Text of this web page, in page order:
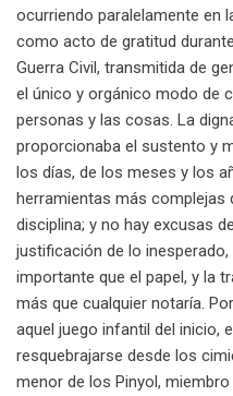
ocurriendo paralelamente en
como acto de gratitud
Guerra Civil, transmitida de
el único y orgánico modo de
personas y las cosas. La
proporcionaba el sustento y
los días, de los meses y los
herramientas más complejas
disciplina; y no hay excusas
justificación de lo
importante que el papel, y la
más que cualquier notaría.
aquel juego infantil del inicio,
resquebrajarse desde los
menor de los Pinyol,